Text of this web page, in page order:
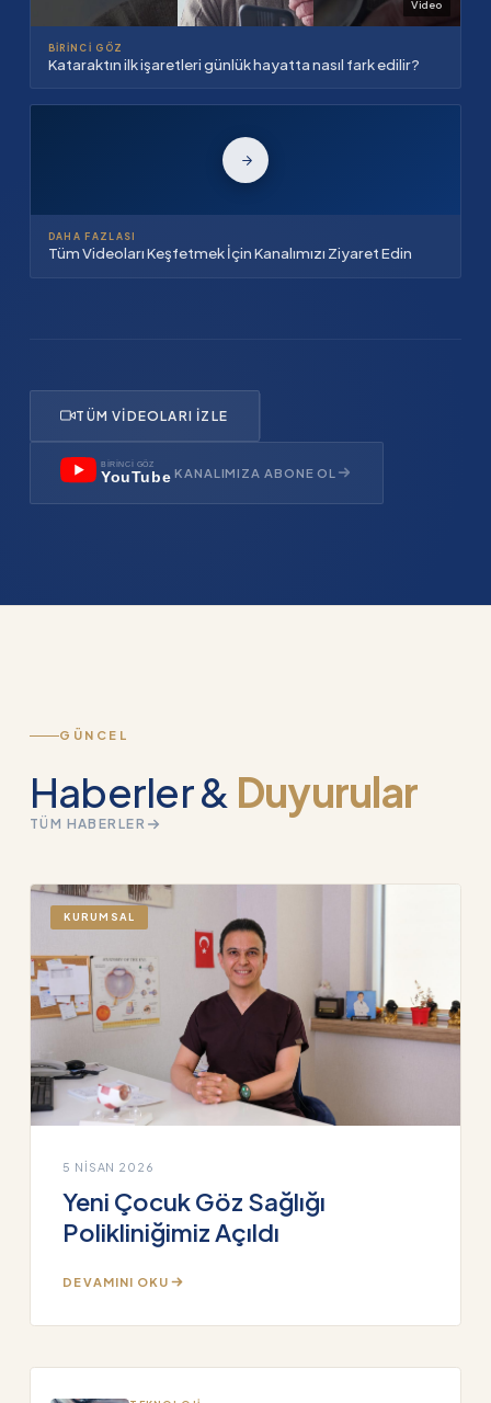
Video
BIRINCI GÖZ
Kataraktın ilk işaretleri günlük hayatta nasıl fark edilir?
DAHA FAZLASI
Tüm Videoları Keşfetmek İçin Kanalımızı Ziyaret Edin
TÜM VIDEOLARI İZLE
BİRİNCİ GÖZ
YouTube KANALIMIZA ABONE OL
GÜNCEL
Haberler & Duyurular
TÜM HABERLER
KURUMSAL
5 NISAN 2026
Yeni Çocuk Göz Sağlığı
Polikliniğimiz Açıldı
DEVAMINI OKU